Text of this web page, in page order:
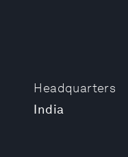
Headquarters
India